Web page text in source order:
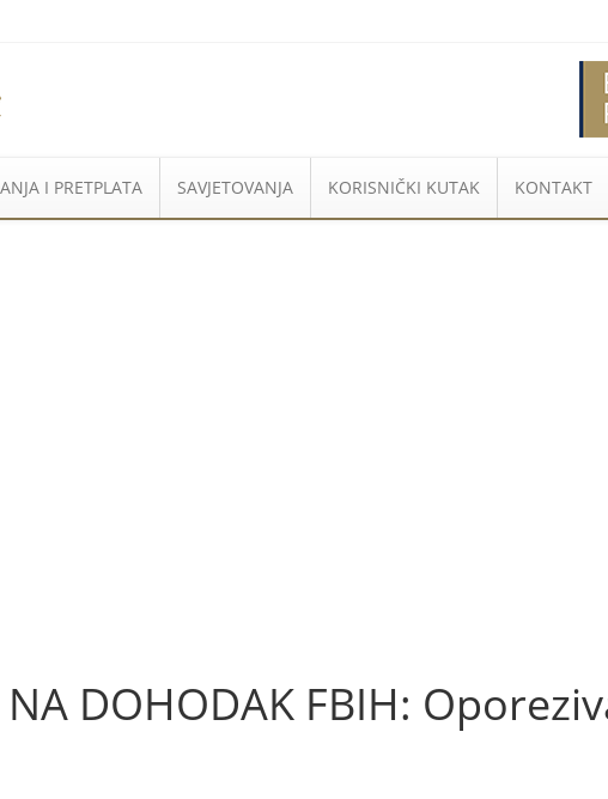
I PRETPLATA SAVJETOVANJA KORISNIČKI KUTAK KONTAKT
NA DOHODAK FBIH: